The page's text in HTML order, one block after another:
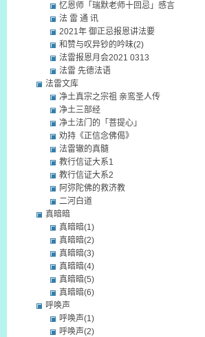
忆恩师「瑞默老师十回忌」感言
法 雷 通 讯
2021年 御正忌报恩讲法要
和赞与叹异钞的吟味(2)
法雷报恩月会2021 0313
法雷 先德法语
法雷文库
净土真宗之宗祖 亲鸾圣人传
净土三部经
净土法门的「菩提心」
劝持《正信念佛偈》
法雷辙的真髓
教行信证大系1
教行信证大系2
阿弥陀佛的救济教
二河白道
真暗暗
真暗暗(1)
真暗暗(2)
真暗暗(3)
真暗暗(4)
真暗暗(5)
真暗暗(6)
呼唤声
呼唤声(1)
呼唤声(2)